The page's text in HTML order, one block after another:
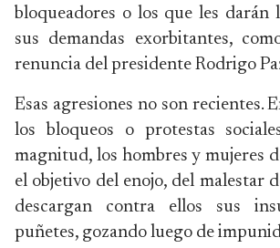
bloqueadores o los que les darán
sus demandas exorbitantes,
renuncia del presidente Rodrigo
Esas agresiones no son recientes.
los bloqueos o protestas
magnitud, los hombres y mujeres
el objetivo del enojo, del malestar
descargan contra ellos sus
puñetes, gozando luego de